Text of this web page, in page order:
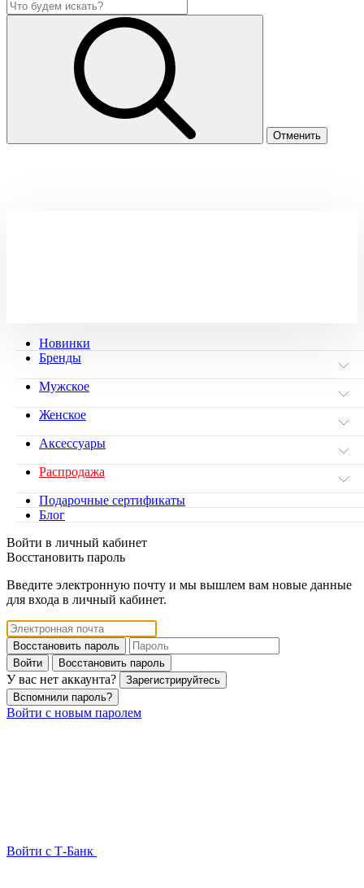
Новинки
Бренды
Мужское
Женское
Аксессуары
Распродажа
Подарочные сертификаты
Блог
Войти в личный кабинет
Восстановить пароль
Введите электронную почту и мы вышлем вам новые данные
для входа в личный кабинет.
Восстановить пароль
Войти
Восстановить пароль
У вас нет аккаунта?
Зарегистрируйтесь
Вспомнили пароль?
Войти с новым паролем
Войти с Т-Банк